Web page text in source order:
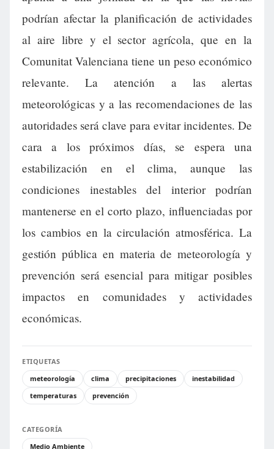
podrían afectar la planificación de actividades
al aire libre y el sector agrícola, que en la
Comunitat Valenciana tiene un peso económico
relevante. La atención a las alertas
meteorológicas y a las recomendaciones de las
autoridades será clave para evitar incidentes. De
cara a los próximos días, se espera una
estabilización en el clima, aunque las
condiciones inestables del interior podrían
mantenerse en el corto plazo, influenciadas por
los cambios en la circulación atmosférica. La
gestión pública en materia de meteorología y
prevención será esencial para mitigar posibles
impactos en comunidades y actividades
económicas.
ETIQUETAS
meteorología
clima precipitaciones
inestabilidad
temperaturas
prevención
CATEGORÍA
Medio Ambiente